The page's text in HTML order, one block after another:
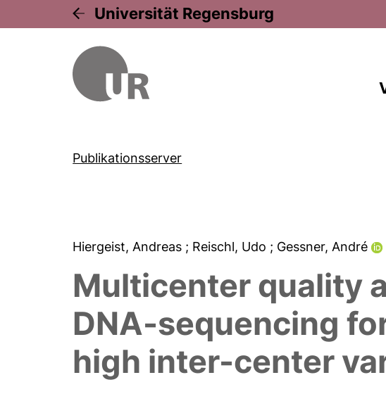
Universität Regensburg
Publikationsserver
Hiergeist, Andreas ; Reischl, Udo ; Gessner, André
Multicenter quality
DNA-sequencing
high inter-center